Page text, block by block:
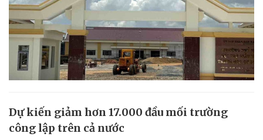
Dự kiến giảm hơn 17.000 đầu mối trường
công lập trên cả nước